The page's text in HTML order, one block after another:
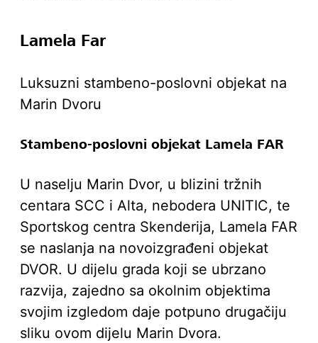
Lamela Far
Luksuzni stambeno-poslovni objekat na
Marin Dvoru
Stambeno-poslovni objekat Lamela FAR
U naselju Marin Dvor, u blizini tržnih
centara SCC i Alta, nebodera UNITIC, te
Sportskog centra Skenderija, Lamela FAR
se naslanja na novoizgrađeni objekat
DVOR. U dijelu grada koji se ubrzano
razvija, zajedno sa okolnim objektima
svojim izgledom daje potpuno drugačiju
sliku ovom dijelu Marin Dvora.